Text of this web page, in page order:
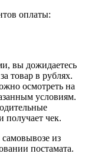
оплаты:
вы дожидаетесь
товар в рублях.
осмотреть на
условиям.
получает чек.
из
постамата.